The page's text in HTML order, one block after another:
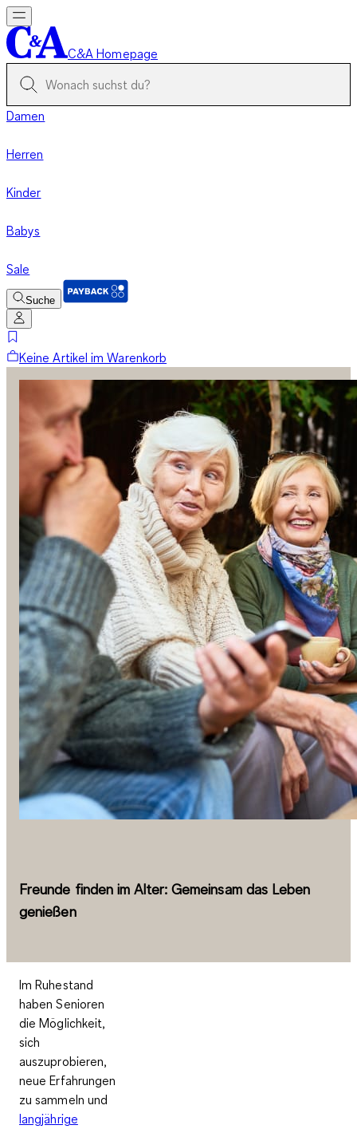
C&A Homepage
Damen
Herren
Kinder
Babys
Sale
Suche
Keine Artikel im Warenkorb
Freunde finden im Alter: Gemeinsam das Leben
genießen
Im Ruhestand
haben Senioren
die Möglichkeit,
sich
auszuprobieren,
neue Erfahrungen
zu sammeln und
langjährige